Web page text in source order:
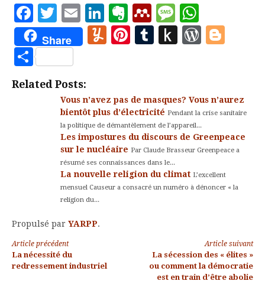
nucléaire », Greenpeace
ignore superbement les
progrès dans ce
domaine, toutes les
variétés de centrales…
la différence entre
Facebook
Twitter
EmailLinkedIn
Evernote
Mendeley
Message
Share Yummly
Pinterest
Tumblr
Push
Partager
Related Posts:
Vous n’avez pas de masques? Vous n’aurez
bientôt plus d’électricité Pendant la crise sanitaire
la politique de démantèlement de l’appareil...
Les impostures du discours de Greenpeace
sur le nucléaire Par Claude Brasseur Greenpeace a
résumé ses connaissances dans le...
La nouvelle religion du climat L’excellent
mensuel Causeur a consacré un numéro à dénoncer « la
religion du...
Propulsé par YARPP.
Lire
la
Article précédent
La nécessité du
redressement industriel
Article suivant
La sécession des « élites »
ou comment la démocratie
est en train d’être abolie